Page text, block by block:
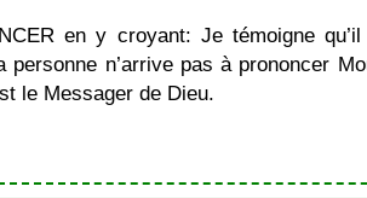
en y croyant: Je témoigne
n’arrive pas à prononcer
le Messager de Dieu.